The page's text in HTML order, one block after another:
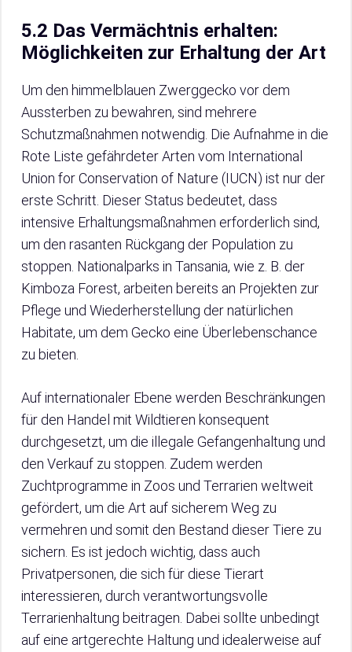
5.2 Das Vermächtnis erhalten:
Möglichkeiten zur Erhaltung der Art
Um den himmelblauen Zwerggecko vor dem
Aussterben zu bewahren, sind mehrere
Schutzmaßnahmen notwendig. Die Aufnahme in die
Rote Liste gefährdeter Arten vom International
Union for Conservation of Nature (IUCN) ist nur der
erste Schritt. Dieser Status bedeutet, dass
intensive Erhaltungsmaßnahmen erforderlich sind,
um den rasanten Rückgang der Population zu
stoppen. Nationalparks in Tansania, wie z. B. der
Kimboza Forest, arbeiten bereits an Projekten zur
Pflege und Wiederherstellung der natürlichen
Habitate, um dem Gecko eine Überlebenschance
zu bieten.
Auf internationaler Ebene werden Beschränkungen
für den Handel mit Wildtieren konsequent
durchgesetzt, um die illegale Gefangenhaltung und
den Verkauf zu stoppen. Zudem werden
Zuchtprogramme in Zoos und Terrarien weltweit
gefördert, um die Art auf sicherem Weg zu
vermehren und somit den Bestand dieser Tiere zu
sichern. Es ist jedoch wichtig, dass auch
Privatpersonen, die sich für diese Tierart
interessieren, durch verantwortungsvolle
Terrarienhaltung beitragen. Dabei sollte unbedingt
auf eine artgerechte Haltung und idealerweise auf